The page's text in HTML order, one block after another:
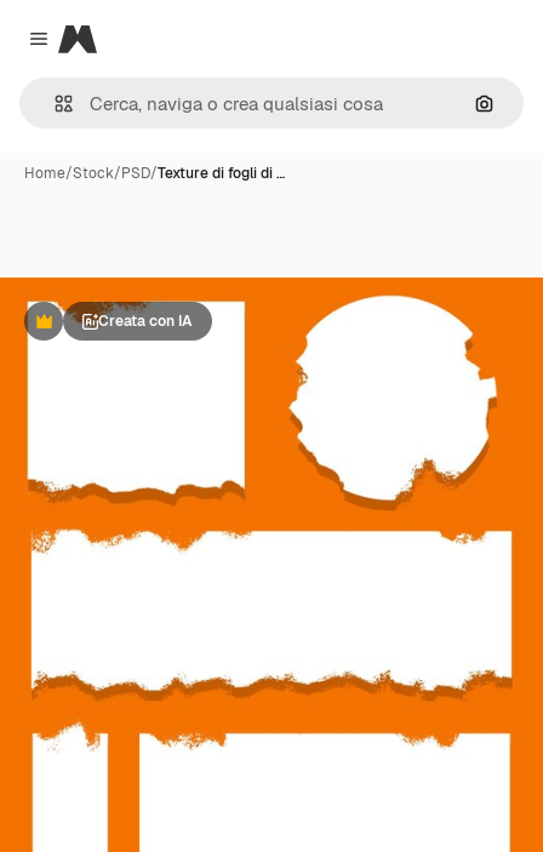
Close menu
Magnific
Cerca
Home/Stock/PSD/Texture di fogli di …
PremiumCreata con IA